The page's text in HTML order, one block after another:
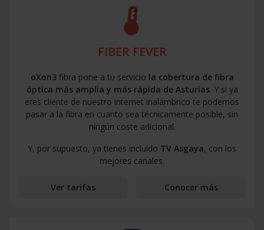
device_thermostat
FIBER FEVER
oXon3fibra pone a tu servicio la cobertura de fibra
óptica más amplia y más rápida de Asturias. Y si ya
eres cliente de nuestro internet inalámbrico te podemos
pasar a la fibra en cuanto sea técnicamente posible, sin
ningún coste adicional.
Y, por supuesto, ya tienes incluido TV Asgaya, con los
mejores canales.
Ver tarifas Conocer más